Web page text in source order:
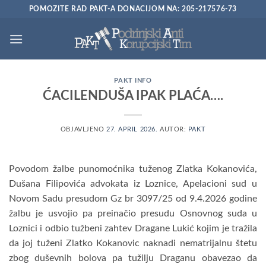
Preskoči
sadržaj
POMOZITE RAD PAKT-A DONACIJOM NA: 205-217576-73
PAKT INFO
ĆACILENDUŠA IPAK PLAĆA….
OBJAVLJENO 27. APRIL 2026. AUTOR: PAKT
Povodom žalbe punomoćnika tuženog Zlatka Kokanovića,
Dušana Filipovića advokata iz Loznice, Apelacioni sud u
Novom Sadu presudom Gz br 3097/25 od 9.4.2026 godine
žalbu je usvojio pa preinačio presudu Osnovnog suda u
Loznici i odbio tužbeni zahtev Dragane Lukić kojim je tražila
da joj tuženi Zlatko Kokanovic naknadi nematrijalnu štetu
zbog duševnih bolova pa tužilju Draganu obavezao da